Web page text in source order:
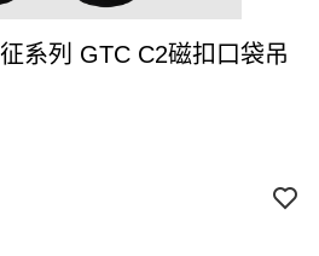
系列 GTC C2磁扣口袋吊